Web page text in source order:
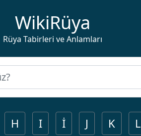
WikiRüya
Rüya Tabirleri ve Anlamları
H I İ J K L